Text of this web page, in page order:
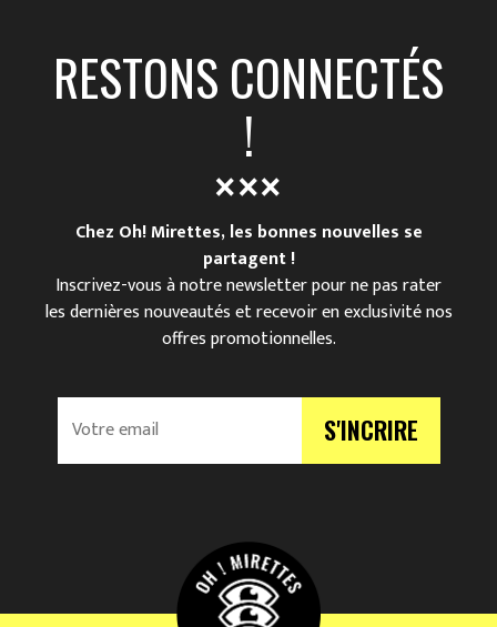
RESTONS CONNECTÉS
!
Chez Oh! Mirettes, les bonnes nouvelles se
partagent !
Inscrivez-vous à notre newsletter pour ne pas rater
les dernières nouveautés et recevoir en exclusivité nos
offres promotionnelles.
V
r
l
S'INCRIRE